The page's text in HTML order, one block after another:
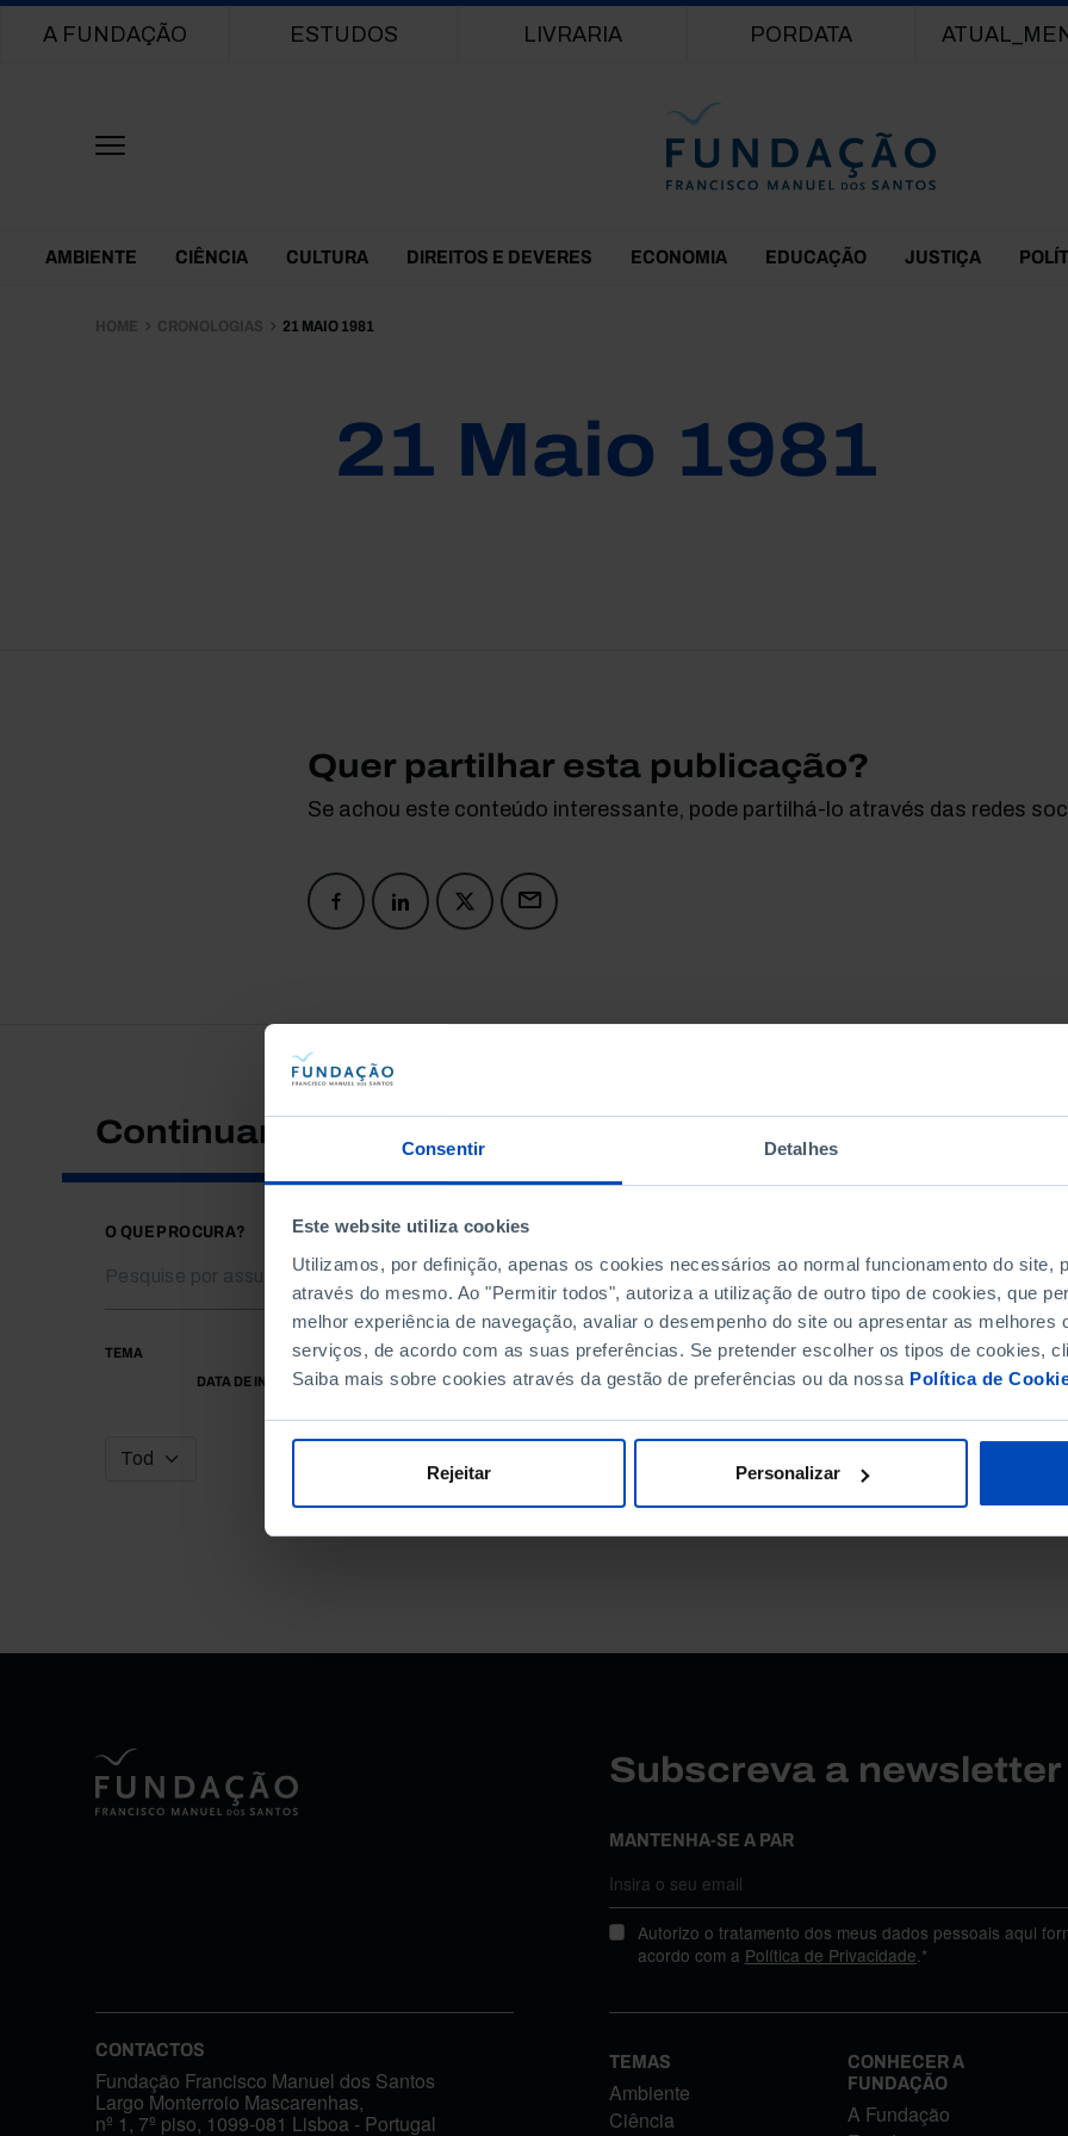
Consentir Detalhes
Este website utiliza cookies
Utilizamos, por definição, apenas os cookies necessários ao normal funcionamento do site,
através do mesmo. Ao "Permitir todos", autoriza a utilização de outro tipo de cookies, que
melhor experiência de navegação, avaliar o desempenho do site ou apresentar as melhores
serviços, de acordo com as suas preferências. Se pretender escolher os tipos de cookies,
Saiba mais sobre cookies através da gestão de preferências ou da nossa Política de
Rejeitar Personalizar
Main navigation
A FUNDAÇÃO ESTUDOS LIVRARIA PORDATA
Themes Menu
AMBIENTE CIÊNCIA CULTURA DIREITOS E DEVERES ECONOMIA EDUCAÇÃO JUSTIÇA
HOME CRONOLOGIAS 21 MAIO 1981
21 Maio 1981
Quer partilhar esta publicação?
Se achou este conteúdo interessante, pode partilhá-lo através das redes
Continuar a pesquisar
O QUE PROCURA?
TEMA
DATA DE INÍCIO
DATA DE FIM
Subscreva a
MANTENHA-SE A PAR
Autorizo o tratamento dos meus dados pessoais aqui
acordo com a Política de Privacidade.*
CONTACTOS
Fundação Francisco Manuel dos Santos
Largo Monterroio Mascarenhas,
nº 1, 7º piso, 1099-081 Lisboa - Portugal
TEMAS
Ambiente
Ciência
CONHECER A
FUNDAÇÃO
A Fundação